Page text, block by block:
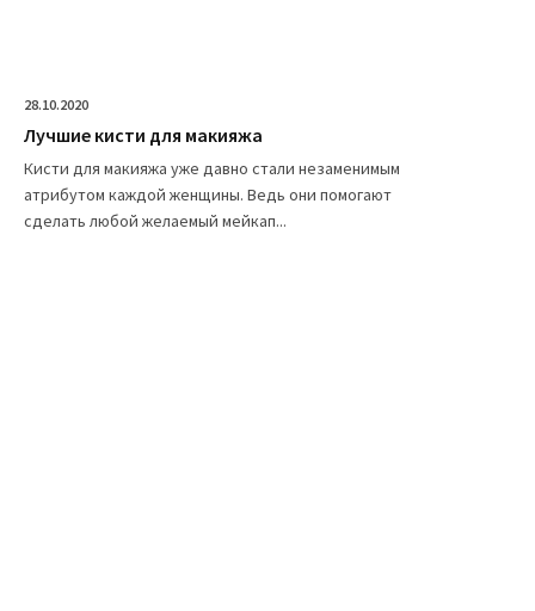
28.10.2020
Лучшие кисти для макияжа
Кисти для макияжа уже давно стали незаменимым
атрибутом каждой женщины. Ведь они помогают
сделать любой желаемый мейкап...